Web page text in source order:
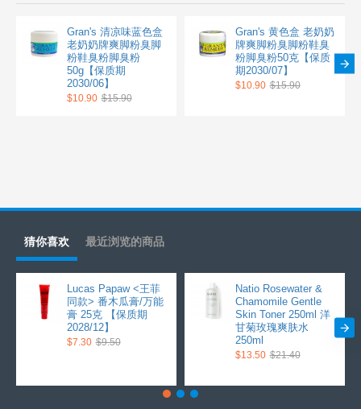
Gran's 清凉味蓝色盒
老奶奶牌爽脚粉臭脚
粉鞋臭粉脚臭粉
50g【保质期
2030/06】
$10.90 $15.90
Gran's 黄色盒 老奶奶
牌爽脚粉臭脚粉鞋臭
粉脚臭粉50克【保质
期2030/07】
$10.90 $15.90
猜你喜欢 最近浏览的商品
Lucas Papaw <王菲
同款> 番木瓜膏/万能
膏 25克 【保质期
2028/12】
$7.30 $9.50
Natio Rosewater &
Chamomile Gentle
Skin Toner 250ml 洋
甘菊玫瑰爽肤水
250ml
$13.50 $21.40